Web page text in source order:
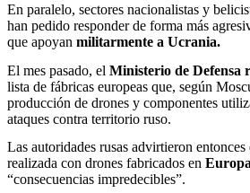
En paralelo, sectores nacionalistas y
han pedido responder de forma más
que apoyan militarmente a Ucrania.
El mes pasado, el Ministerio de Defensa
lista de fábricas europeas que, según
producción de drones y componentes
ataques contra territorio ruso.
Las autoridades rusas advirtieron
realizada con drones fabricados en Europa
“consecuencias impredecibles”.